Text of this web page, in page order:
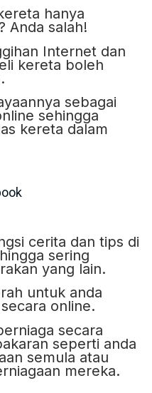
hanya
Anda salah!
Internet dan
kereta boleh
sebagai
sehingga
kereta dalam
cerita dan tips di
sering
yang lain.
untuk anda
online.
secara
seperti anda
semula atau
mereka.